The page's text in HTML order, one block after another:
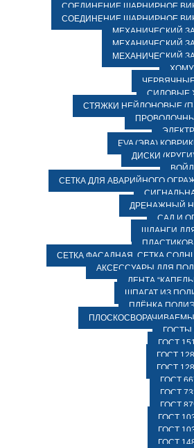
СОЕДИНЕНИЕ ШАРНИРНОЕ
СОЕДИНЕНИЕ ШАРНИРНОЕ
МЕХАНИЧЕСКИЙ
МЕХАНИЧЕСКИЙ
МЕХАНИЧЕСКИЙ
СИЛОВЫЕ
СТЯЖКИ НЕЙЛОНОВЫЕ
EVA (ЭВА)
ДИСКИ
СЕТКА ДЛЯ АВАРИЙНОГО
ДРЕНАЖНЫЙ
САД И
ШЛАНГИ
СЕТКА ФАСАДНАЯ. СЕТКА
АКСЕССУАРЫ ДЛЯ
ЛЕНТА
ШПАГАТ ИЗ
ПЛЁНКА
ГОСТЫ
ГОСТ
ГОСТ
ГОСТ
ГОСТ
ГОСТ
ГОСТ
ГОСТ
ГОСТ
ГОСТ